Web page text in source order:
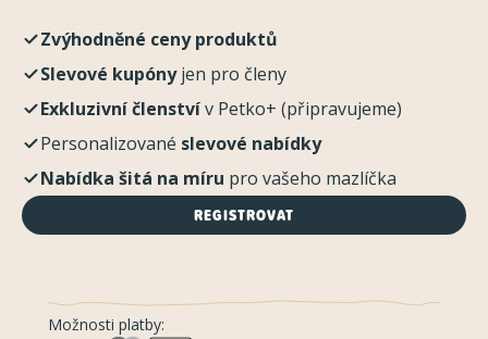
Zvýhodněné ceny produktů
Slevové kupónyjen pro členy
Exkluzivní členstvív Petko+ (připravujeme)
Personalizované slevové nabídky
Nabídka šitá na míru pro vašeho mazlíčka
REGISTROVAT
Možnosti platby: